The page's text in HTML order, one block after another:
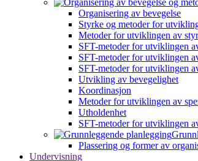
Organisering av bevegelse
Styrke og metoder for
Metoder for utviklingen av
SFT-metoder for utviklingen
SFT-metoder for utviklingen
SFT-metoder for utviklingen
Utvikling av bevegelighet
Koordinasjon
Metoder for utviklingen av
Utholdenhet
SFT-metoder for utviklingen
Plassering og former av
Undervisning